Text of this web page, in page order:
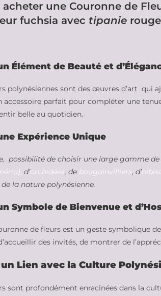
une Couronne de
fuchsia avec tipanie
Élément de Beauté et
polynésiennes sont des œuvres d’art qui
accessoire parfait pour compléter une
belle au quotidien.
Expérience Unique
possibilité de choisir une large gamme
d’orchidées, de bougainvilliers, d’
de la nature polynésienne.
Symbole de Bienvenue et
de fleurs est un geste symbolique
des invités, de montrer de
un Lien avec la Culture
sont profondément enracinées dans la